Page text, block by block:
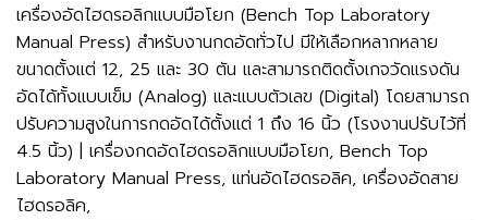
เครื่องอัดไฮดรอลิกแบบมือโยก (Bench Top Laboratory
Manual Press) สำหรับงานกดอัดทั่วไป มีให้เลือกหลากหลาย
ขนาดตั้งแต่ 12, 25 และ 30 ตัน และสามารถติดตั้งเกจวัดแรงดัน
อัดได้ทั้งแบบเข็ม (Analog) และแบบตัวเลข (Digital) โดยสามารถ
ปรับความสูงในการกดอัดได้ตั้งแต่ 1 ถึง 16 นิ้ว (โรงงานปรับไว้ที่
4.5 นิ้ว) | เครื่องกดอัดไฮดรอลิกแบบมือโยก, Bench Top
Laboratory Manual Press, แท่นอัดไฮดรอลิค, เครื่องอัดสาย
ไฮดรอลิค,